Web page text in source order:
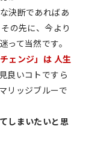
決断であればあ
の先に、今より
て当然です。
ェンジ」は人生
良いコトですら
リッジブルーで
しまいたいと思